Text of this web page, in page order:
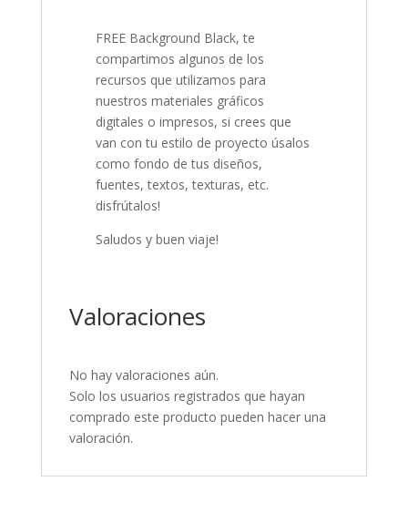
FREE Background Black, te
compartimos algunos de los
recursos que utilizamos para
nuestros materiales gráficos
digitales o impresos, si crees que
van con tu estilo de proyecto úsalos
como fondo de tus diseños,
fuentes, textos, texturas, etc.
disfrútalos!
Saludos y buen viaje!
Valoraciones
No hay valoraciones aún.
Solo los usuarios registrados que hayan
comprado este producto pueden hacer una
valoración.